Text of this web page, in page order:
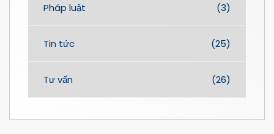
Pháp luật (3)
Tin tức (25)
Tư vấn (26)